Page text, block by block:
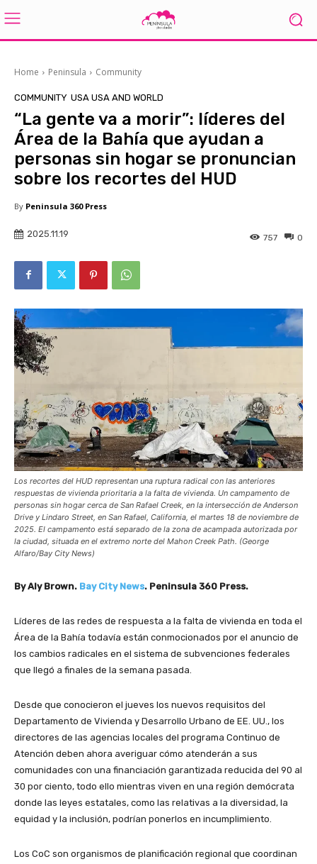
Home Peninsula Community
COMMUNITY USA USA AND WORLD
“La gente va a morir”: líderes del
Área de la Bahía que ayudan a
personas sin hogar se pronuncian
sobre los recortes del HUD
By Peninsula 360 Press
2025.11.19 0
757
Los recortes del HUD representan una ruptura radical con las anteriores
respuestas de vivienda prioritaria a la falta de vivienda. Un campamento de
personas sin hogar cerca de San Rafael Creek, en la intersección de Anderson
Drive y Lindaro Street, en San Rafael, California, el martes 18 de noviembre de
2025. El campamento está separado de la zona de acampada autorizada por
la ciudad, situada en el extremo norte del Mahon Creek Path. (George
Alfaro/Bay City News)
By Aly Brown. Bay City News. Peninsula 360 Press.
Líderes de las redes de respuesta a la falta de vivienda en toda el
Área de la Bahía todavía están conmocionados por el anuncio de
los cambios radicales en el sistema de subvenciones federales
que llegó a finales de la semana pasada.
Desde que conocieron el jueves los nuevos requisitos del
Departamento de Vivienda y Desarrollo Urbano de EE. UU., los
directores de las agencias locales del programa Continuo de
Atención deben ahora averiguar cómo atenderán a sus
comunidades con una financiación garantizada reducida del 90 al
30 por ciento, todo ello mientras viven en una región demócrata
donde las leyes estatales, como las relativas a la diversidad, la
equidad y la inclusión, podrían ponerlos en incumplimiento.
Los CoC son organismos de planificación regional que coordinan